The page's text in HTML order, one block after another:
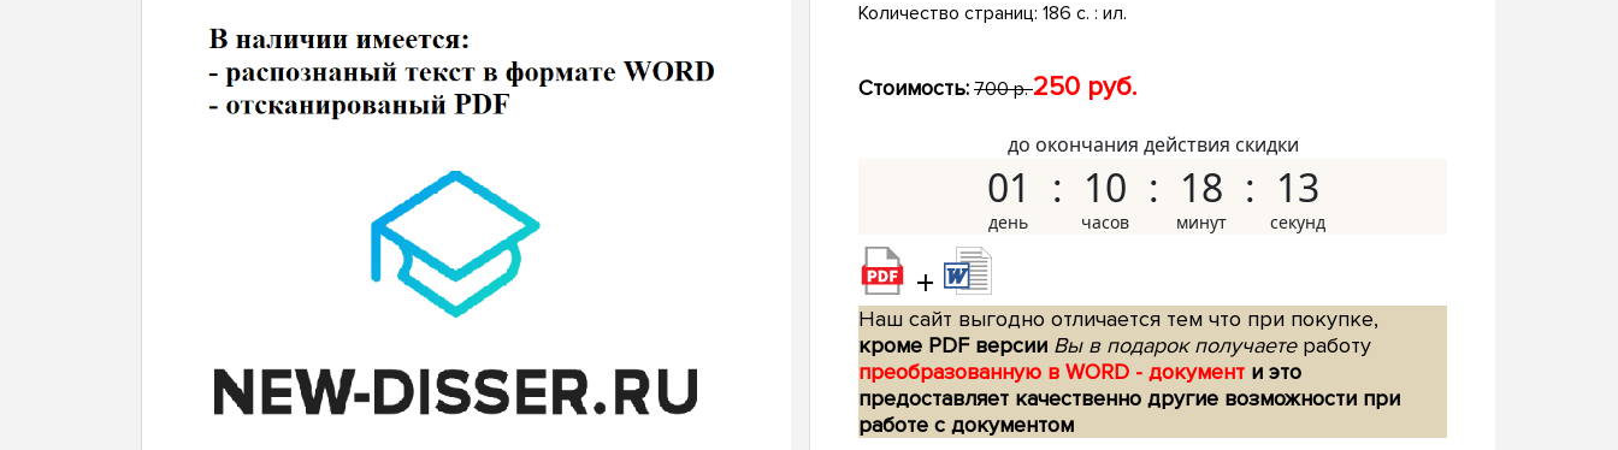
Количество страниц: 186 с. : ил.
Стоимость: 700 р.250 руб.
до окончания действия скидки
01 10 18 12
+
Наш сайт выгодно отличается тем что при покупке,
кроме PDF версии Вы в подарок получаетеработу
преобразованную в WORD - документ и это
предоставляет качественно другие возможности при
работе с документом